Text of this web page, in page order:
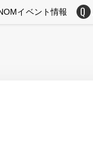
イベント情報